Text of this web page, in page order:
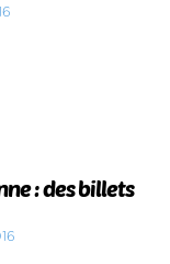
: des billets